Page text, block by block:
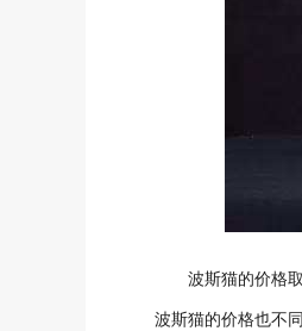
波斯猫的价格取
波斯猫的价格也不